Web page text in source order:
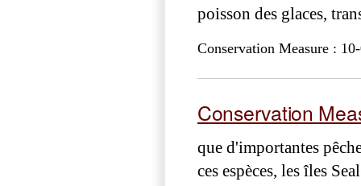
poisson des glaces,
Conservation Measure :
Conservation
que d'importantes
ces espèces, les îles